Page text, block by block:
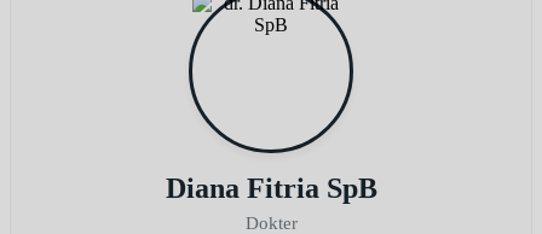
Diana Fitria SpB
Dokter